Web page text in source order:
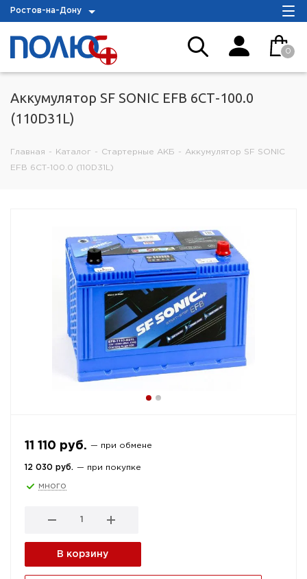
Ростов-на-Дону
0
Аккумулятор SF SONIC EFB 6СТ-100.0
(110D31L)
Главная - Каталог - Стартерные АКБ - Аккумулятор SF SONIC
EFB 6СТ-100.0 (110D31L)
11 110 руб. — при обмене
12 030 руб. — при покупке
много
В корзину